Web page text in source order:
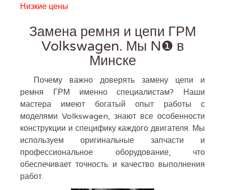
Низкие цены
Замена ремня и цепи ГРМ
Volkswagen. Мы N❶ в
Минске
Почему важно доверять замену цепи и
ремня ГРМ именно специалистам? Наши
мастера имеют богатый опыт работы с
моделями Volkswagen, знают все особенности
конструкции и специфику каждого двигателя. Мы
используем оригинальные запчасти и
профессиональное оборудование, что
обеспечивает точность и качество выполнения
работ.